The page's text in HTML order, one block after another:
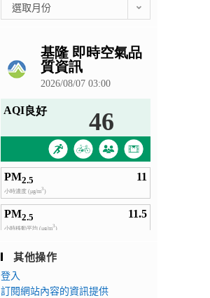
整
選取月份
其他操作
登入
訂閱網站內容的資訊提供